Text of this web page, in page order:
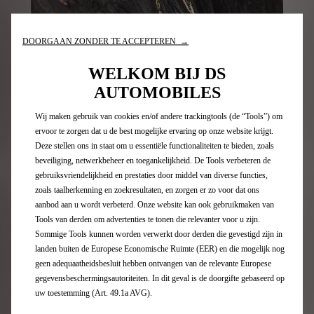
DOORGAAN ZONDER TE ACCEPTEREN →
WELKOM BIJ DS
AUTOMOBILES
Wij maken gebruik van cookies en/of andere trackingtools (de “Tools”) om
ervoor te zorgen dat u de best mogelijke ervaring op onze website krijgt.
Deze stellen ons in staat om u essentiële functionaliteiten te bieden, zoals
beveiliging, netwerkbeheer en toegankelijkheid. De Tools verbeteren de
gebruiksvriendelijkheid en prestaties door middel van diverse functies,
zoals taalherkenning en zoekresultaten, en zorgen er zo voor dat ons
aanbod aan u wordt verbeterd. Onze website kan ook gebruikmaken van
Tools van derden om advertenties te tonen die relevanter voor u zijn.
Sommige Tools kunnen worden verwerkt door derden die gevestigd zijn in
landen buiten de Europese Economische Ruimte (EER) en die mogelijk nog
geen adequaatheidsbesluit hebben ontvangen van de relevante Europese
gegevensbeschermingsautoriteiten. In dit geval is de doorgifte gebaseerd op
uw toestemming (Art. 49.1a AVG).